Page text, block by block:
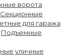
ворота
Секционные
для гаража
Подъемные
уличные